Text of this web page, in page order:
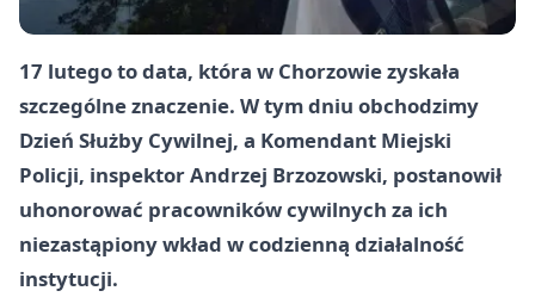
17 lutego to data, która w Chorzowie zyskała
szczególne znaczenie. W tym dniu obchodzimy
Dzień Służby Cywilnej, a Komendant Miejski
Policji, inspektor Andrzej Brzozowski, postanowił
uhonorować pracowników cywilnych za ich
niezastąpiony wkład w codzienną działalność
instytucji.